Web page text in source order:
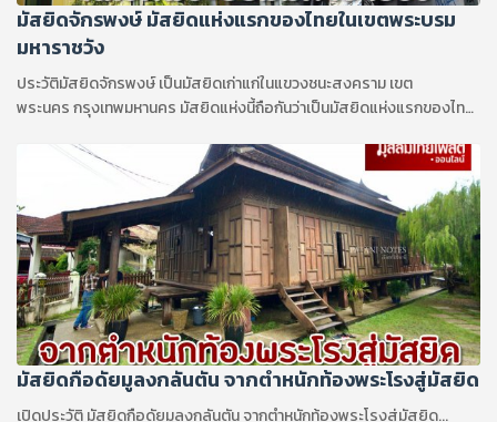
มัสยิดจักรพงษ์ มัสยิดแห่งแรกของไทยในเขตพระบรม
มหาราชวัง
ประวัติมัสยิดจักรพงษ์ เป็นมัสยิดเก่าแก่ในแขวงชนะสงคราม เขต
พระนคร กรุงเทพมหานคร มัสยิดแห่งนี้ถือกันว่าเป็นมัสยิดแห่งแรกของไทย
มัสยิดกือดัยมูลงกลันตัน จากตำหนักท้องพระโรงสู่มัสยิด
เปิดประวัติ มัสยิดกือดัยมูลงกลันตัน จากตำหนักท้องพระโรงสู่มัสยิด...